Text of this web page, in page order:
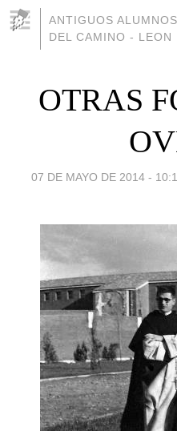
ANTIGUOS
DEL CAMINO - LEON
OTRAS
07 DE MAYO DE 2014 -